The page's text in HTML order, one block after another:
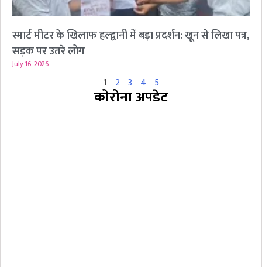
स्मार्ट मीटर के खिलाफ हल्द्वानी में बड़ा प्रदर्शन: खून से लिखा पत्र,
सड़क पर उतरे लोग
July 16, 2026
1 2 3 4 5
कोरोना अपडेट